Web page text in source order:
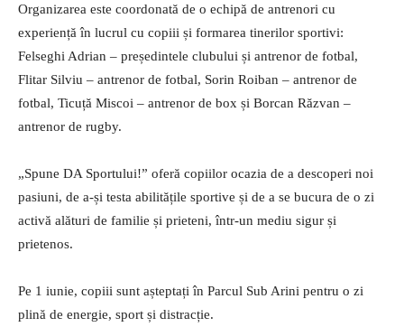
Organizarea este coordonată de o echipă de antrenori cu
experiență în lucrul cu copiii și formarea tinerilor sportivi:
Felseghi Adrian – președintele clubului și antrenor de fotbal,
Flitar Silviu – antrenor de fotbal, Sorin Roiban – antrenor de
fotbal, Ticuță Miscoi – antrenor de box și Borcan Răzvan –
antrenor de rugby.
„Spune DA Sportului!” oferă copiilor ocazia de a descoperi noi
pasiuni, de a-și testa abilitățile sportive și de a se bucura de o zi
activă alături de familie și prieteni, într-un mediu sigur și
prietenos.
Pe 1 iunie, copiii sunt așteptați în Parcul Sub Arini pentru o zi
plină de energie, sport și distracție.